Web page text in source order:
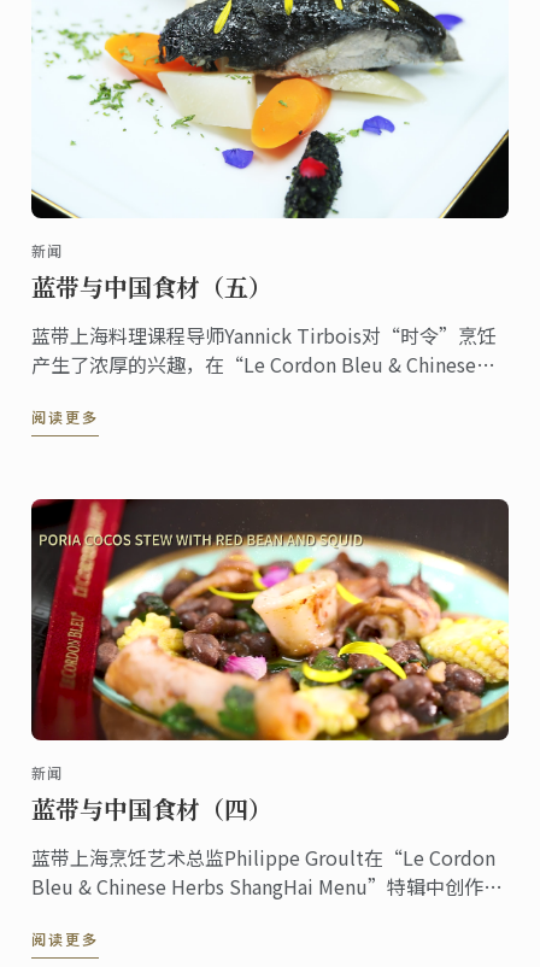
新闻
蓝带与中国食材（五）
蓝带上海料理课程导师Yannick Tirbois对“时令”烹饪
产生了浓厚的兴趣，在“Le Cordon Bleu & Chinese
蒜酱这道冬季美食这道冬季美食。
阅读更多
新闻
蓝带与中国食材（四）
蓝带上海烹饪艺术总监Philippe Groult在“Le Cordon
Bleu & Chinese Herbs ShangHai Menu”特辑中创作的
阅读更多